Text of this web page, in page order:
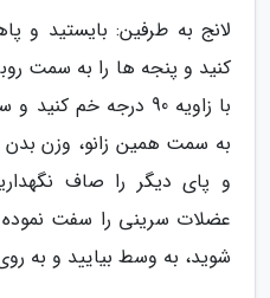
لانج به طرفین: بایستید و
کنید و پنجه ها را به سمت
با زاویه 90 درجه خم
به سمت همین زانو، وزن بدن
و پای دیگر را صاف
عضلات سرینی را سفت نموده
شوید، به وسط بیایید و به